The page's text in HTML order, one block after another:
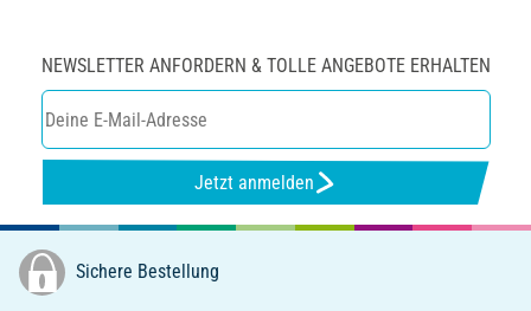
NEWSLETTER ANFORDERN & TOLLE ANGEBOTE ERHALTEN
Jetzt anmelden
Sichere Bestellung